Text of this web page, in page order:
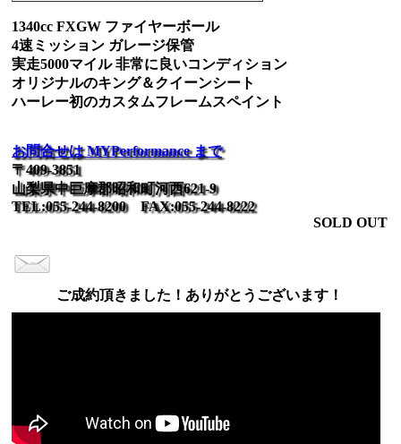
1340cc FXGW ファイヤーボール
4速ミッション ガレージ保管
実走5000マイル 非常に良いコンディション
オリジナルのキング＆クイーンシート
ハーレー初のカスタムフレームスペイント
お問合せは MYPerformance まで
〒409-3851
山梨県中巨摩郡昭和町河西621-9
TEL:055-244-8200 FAX:055-244-8222
SOLD OUT
ご成約頂きました！ありがとうございます！